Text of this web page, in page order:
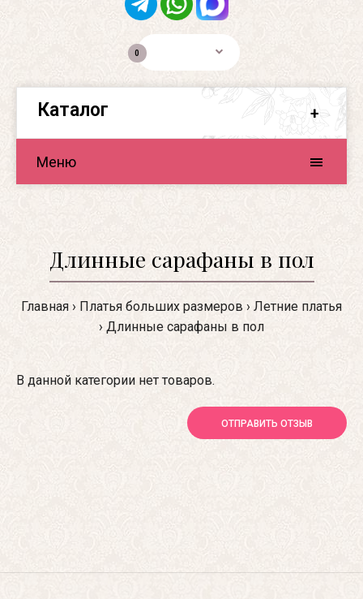
0
Каталог
Меню
Длинные сарафаны в пол
Главная Платья больших размеров
Летние платья
Длинные сарафаны в пол
В данной категории нет товаров.
ОТПРАВИТЬ ОТЗЫВ